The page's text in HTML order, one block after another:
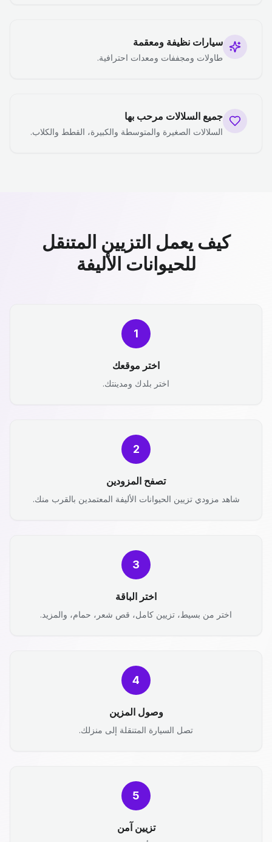
سيارات نظيفة ومعقمة
طاولات ومجففات ومعدات احترافية.
جميع السلالات مرحب بها
السلالات الصغيرة والمتوسطة والكبيرة، القطط والكلاب.
كيف يعمل التزيين المتنقل
للحيوانات الأليفة
1
اختر موقعك
اختر بلدك ومدينتك.
2
تصفح المزودين
شاهد مزودي تزيين الحيوانات الأليفة المعتمدين بالقرب منك.
3
اختر الباقة
اختر من بسيط، تزيين كامل، قص شعر، حمام، والمزيد.
4
وصول المزين
تصل السيارة المتنقلة إلى منزلك.
5
تزيين آمن